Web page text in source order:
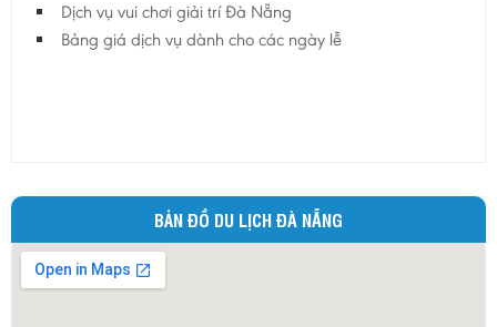
Dịch vụ vui chơi giải trí Đà Nẵng
Bảng giá dịch vụ dành cho các ngày lễ
BẢN ĐỒ DU LỊCH ĐÀ NẴNG